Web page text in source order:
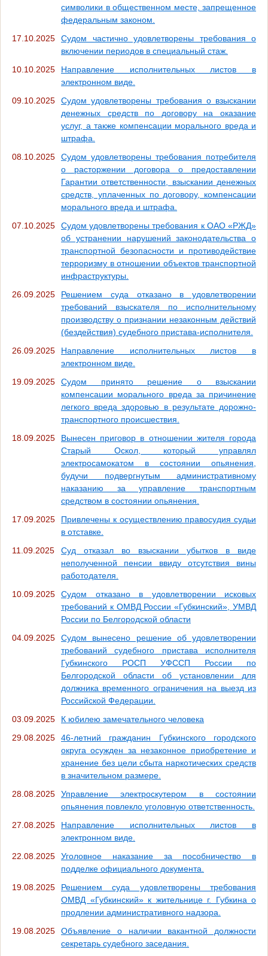
символики в общественном месте, запрещенное
федеральным законом.
17.10.2025
Судом частично удовлетворены требования о
включении периодов в специальный стаж.
10.10.2025
Направление исполнительных листов в
электронном виде.
09.10.2025
Судом удовлетворены требования о взыскании
денежных средств по договору на оказание
услуг, а также компенсации морального вреда и
штрафа.
08.10.2025
Судом удовлетворены требования потребителя
о расторжении договора о предоставлении
Гарантии ответственности, взыскании денежных
средств, уплаченных по договору, компенсации
морального вреда и штрафа.
07.10.2025
Судом удовлетворены требования к ОАО «РЖД»
об устранении нарушений законодательства о
транспортной безопасности и противодействие
терроризму в отношении объектов транспортной
инфраструктуры.
26.09.2025
Решением суда отказано в удовлетворении
требований взыскателя по исполнительному
производству о признании незаконным действий
(бездействия) судебного пристава-исполнителя.
26.09.2025
Направление исполнительных листов в
электронном виде.
19.09.2025
Судом принято решение о взыскании
компенсации морального вреда за причинение
легкого вреда здоровью в результате дорожно-
транспортного происшествия.
18.09.2025
Вынесен приговор в отношении жителя города
Старый Оскол, который управлял
электросамокатом в состоянии опьянения,
будучи подвергнутым административному
наказанию за управление транспортным
средством в состоянии опьянения.
17.09.2025
Привлечены к осуществлению правосудия судьи
в отставке.
11.09.2025
Суд отказал во взыскании убытков в виде
неполученной пенсии ввиду отсутствия вины
работодателя.
10.09.2025
Судом отказано в удовлетворении исковых
требований к ОМВД России «Губкинский», УМВД
России по Белгородской области
04.09.2025
Судом вынесено решение об удовлетворении
требований судебного пристава исполнителя
Губкинского РОСП УФССП России по
Белгородской области об установлении для
должника временного ограничения на выезд из
Российской Федерации.
03.09.2025
К юбилею замечательного человека
29.08.2025
46-летний гражданин Губкинского городского
округа осужден за незаконное приобретение и
хранение без цели сбыта наркотических средств
в значительном размере.
28.08.2025
Управление электроскутером в состоянии
опьянения повлекло уголовную ответственность.
27.08.2025
Направление исполнительных листов в
электронном виде.
22.08.2025
Уголовное наказание за пособничество в
подделке официального документа.
19.08.2025
Решением суда удовлетворены требования
ОМВД «Губкинский» к жительнице г. Губкина о
продлении административного надзора.
19.08.2025
Объявление о наличии вакантной должности
секретарь судебного заседания.